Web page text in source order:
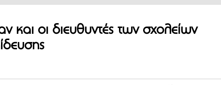
και οι διευθυντές των σχολείων